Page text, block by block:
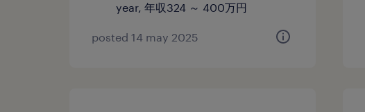
year, 年収324 ～ 400万円
posted 14 may 2025